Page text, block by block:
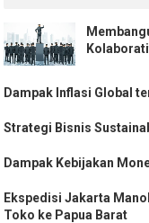
Dampak Inflasi Global
Strategi Bisnis
Dampak Kebijakan
Ekspedisi Jakarta
Toko ke Papua Barat